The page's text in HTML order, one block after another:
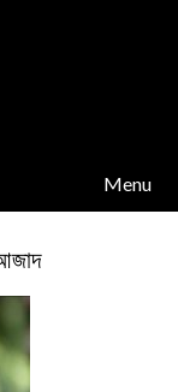
Menu